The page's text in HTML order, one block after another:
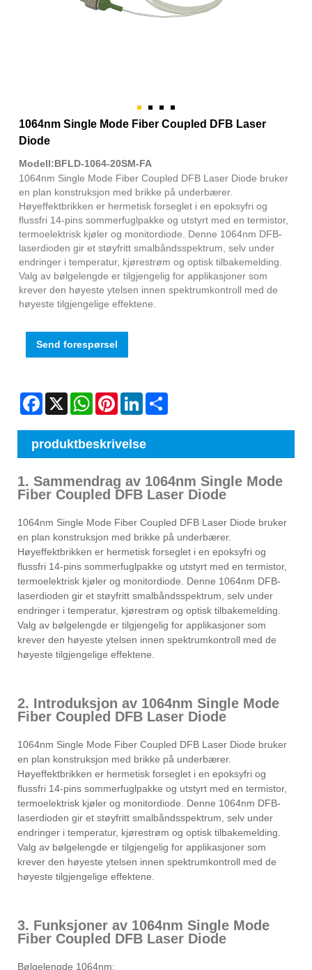
1064nm Single Mode Fiber Coupled DFB Laser
Diode
Modell:BFLD-1064-20SM-FA
1064nm Single Mode Fiber Coupled DFB Laser Diode bruker
en plan konstruksjon med brikke på underbærer.
Høyeffektbrikken er hermetisk forseglet i en epoksyfri og
flussfri 14-pins sommerfuglpakke og utstyrt med en termistor,
termoelektrisk kjøler og monitordiode. Denne 1064nm DFB-
laserdioden gir et støyfritt smalbåndsspektrum, selv under
endringer i temperatur, kjørestrøm og optisk tilbakemelding.
Valg av bølgelengde er tilgjengelig for applikasjoner som
krever den høyeste ytelsen innen spektrumkontroll med de
høyeste tilgjengelige effektene.
Send forespørsel
Facebook
X WhatsAppPinterestLinkedIn
produktbeskrivelse
1. Sammendrag av 1064nm Single Mode
Fiber Coupled DFB Laser Diode
1064nm Single Mode Fiber Coupled DFB Laser Diode bruker
en plan konstruksjon med brikke på underbærer.
Høyeffektbrikken er hermetisk forseglet i en epoksyfri og
flussfri 14-pins sommerfuglpakke og utstyrt med en termistor,
termoelektrisk kjøler og monitordiode. Denne 1064nm DFB-
laserdioden gir et støyfritt smalbåndsspektrum, selv under
endringer i temperatur, kjørestrøm og optisk tilbakemelding.
Valg av bølgelengde er tilgjengelig for applikasjoner som
krever den høyeste ytelsen innen spektrumkontroll med de
høyeste tilgjengelige effektene.
2. Introduksjon av 1064nm Single Mode
Fiber Coupled DFB Laser Diode
1064nm Single Mode Fiber Coupled DFB Laser Diode bruker
en plan konstruksjon med brikke på underbærer.
Høyeffektbrikken er hermetisk forseglet i en epoksyfri og
flussfri 14-pins sommerfuglpakke og utstyrt med en termistor,
termoelektrisk kjøler og monitordiode. Denne 1064nm DFB-
laserdioden gir et støyfritt smalbåndsspektrum, selv under
endringer i temperatur, kjørestrøm og optisk tilbakemelding.
Valg av bølgelengde er tilgjengelig for applikasjoner som
krever den høyeste ytelsen innen spektrumkontroll med de
høyeste tilgjengelige effektene.
3. Funksjoner av 1064nm Single Mode
Fiber Coupled DFB Laser Diode
Bølgelengde 1064nm;